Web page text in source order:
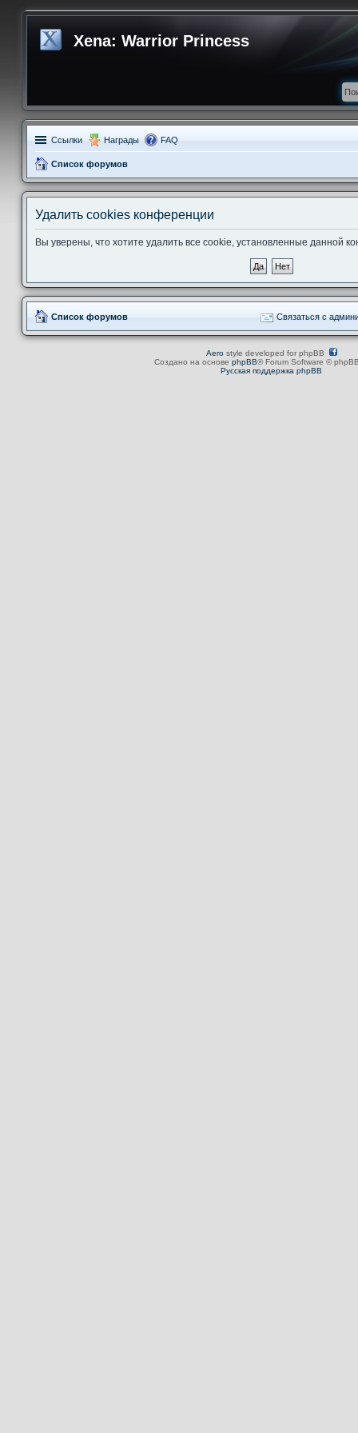
Xena: Warrior Princess
Ссылки Награды FAQ
Список форумов
Удалить cookies конференции
Вы уверены, что хотите удалить все cookie, установленные данной
Список форумов Связаться с
Aerostyle developed for phpBB
Создано на основе phpBB® Forum Software ©
Русская поддержка phpBB